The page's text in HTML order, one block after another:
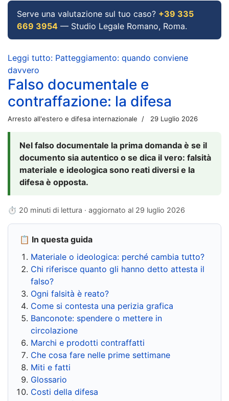
Serve una valutazione sul tuo caso? +39 335
669 3954 — Studio Legale Romano, Roma.
Leggi tutto: Patteggiamento: quando conviene
davvero
Falso documentale e
contraffazione: la difesa
Arresto all'estero e difesa internazionale 29 Luglio 2026
Nel falso documentale la prima domanda è se il
documento sia autentico o se dica il vero: falsità
materiale e ideologica sono reati diversi e la
difesa è opposta.
⏱ 20 minuti di lettura · aggiornato al 29 luglio 2026
📋 In questa guida
Materiale o ideologica: perché cambia tutto?
Chi riferisce quanto gli hanno detto attesta il
falso?
Ogni falsità è reato?
Come si contesta una perizia grafica
Banconote: spendere o mettere in
circolazione
Marchi e prodotti contraffatti
Che cosa fare nelle prime settimane
Miti e fatti
Glossario
Costi della difesa